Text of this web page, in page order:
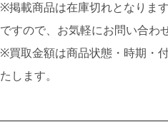
※掲載商品は在庫切れとなりま
ですので、お気軽にお問い合わ
※買取金額は商品状態・時期・
たします。